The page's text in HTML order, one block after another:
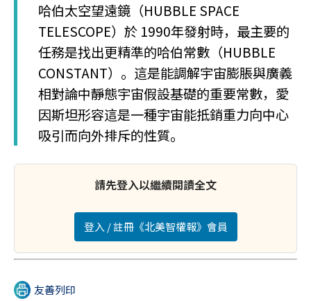
哈伯太空望遠鏡（HUBBLE SPACE
TELESCOPE）於 1990年發射時，最主要的
任務是找出更精準的哈伯常數（HUBBLE
CONSTANT）。這是能調解宇宙膨脹與廣義
相對論中靜態宇宙假設基礎的重要常數，愛
因斯坦形容這是一種宇宙能抵銷重力向中心
吸引而向外排斥的性質。
請先登入以繼續閱讀全文
登入 / 註冊《北美智權報》會員
友善列印